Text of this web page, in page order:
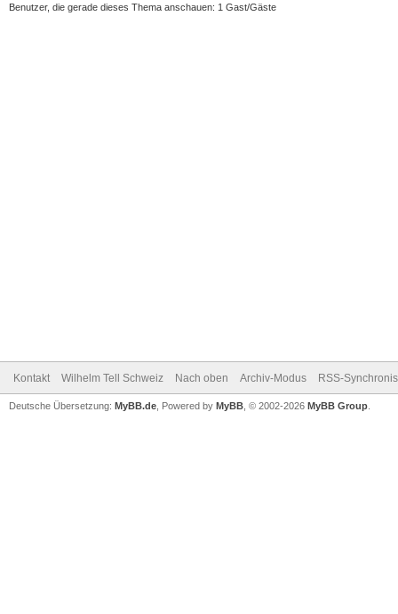
Benutzer, die gerade dieses Thema anschauen: 1 Gast/Gäste
Kontakt Wilhelm Tell Schweiz Nach oben Archiv-Modus RSS-
Deutsche Übersetzung: MyBB.de , Powered by MyBB , © 2002-2026 MyBB Group